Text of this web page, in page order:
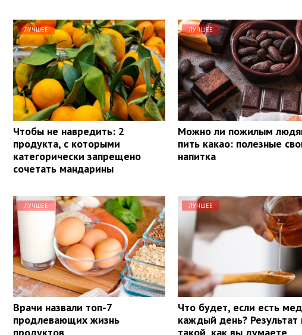
ЛУЧШЕЕ
Чтобы не навредить: 2
продукта, с которыми
категорически запрещено
сочетать мандарины
ЛУЧШЕЕ
Можно ли пожилым
пить какао: полезные
напитка
ЛУЧШЕЕ
Врачи назвали топ-7
продлевающих жизнь
продуктов
ЛУЧШЕЕ
Что будет, если есть мед
каждый день? Результат
такой, как вы думаете